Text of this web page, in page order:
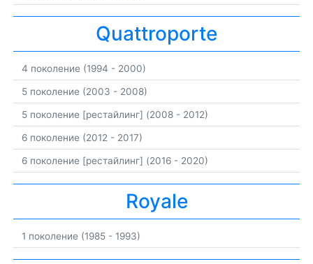
Quattroporte
4 поколение (1994 - 2000)
5 поколение (2003 - 2008)
5 поколение [рестайлинг] (2008 - 2012)
6 поколение (2012 - 2017)
6 поколение [рестайлинг] (2016 - 2020)
Royale
1 поколение (1985 - 1993)